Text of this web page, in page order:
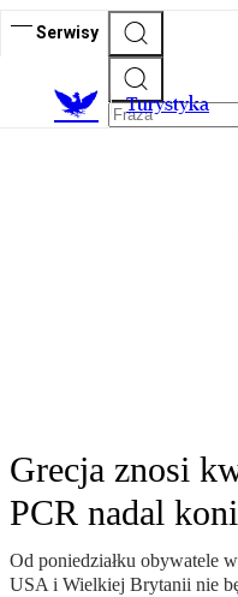
Serwisy
Turystyka
Grecja znosi
PCR nadal
Od poniedziałku obywatele
USA i Wielkiej Brytanii nie